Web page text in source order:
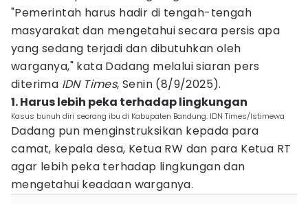
"Pemerintah harus hadir di tengah-tengah
masyarakat dan mengetahui secara persis apa
yang sedang terjadi dan dibutuhkan oleh
warganya," kata Dadang melalui siaran pers
diterima IDN Times, Senin (8/9/2025).
1. Harus lebih peka terhadap lingkungan
Kasus bunuh diri seorang ibu di Kabupaten Bandung. IDN Times/Istimewa
Dadang pun menginstruksikan kepada para
camat, kepala desa, Ketua RW dan para Ketua RT
agar lebih peka terhadap lingkungan dan
mengetahui keadaan warganya.